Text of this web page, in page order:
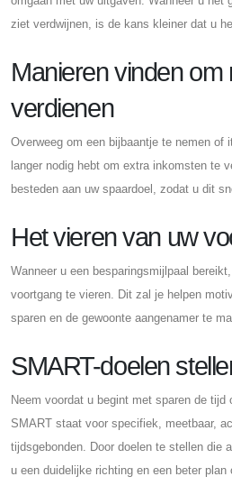
ziet verdwijnen, is de kans kleiner dat u
Manieren vinden om
verdienen
Overweeg om een ​​bijbaantje te nemen of
langer nodig hebt om extra inkomsten te
besteden aan uw spaardoel, zodat u dit
Het vieren van uw
Wanneer u een besparingsmijlpaal
voortgang te vieren. Dit zal je helpen
sparen en de gewoonte aangenamer te
SMART-doelen
Neem voordat u begint met sparen de tijd
SMART staat voor specifiek, meetbaar,
tijdsgebonden. Door doelen te stellen die
u een duidelijke richting en een beter plan